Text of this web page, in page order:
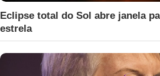
Eclipse total do Sol abre janela
estrela